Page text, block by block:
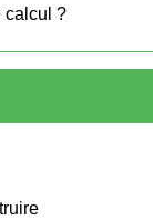
calcul ?